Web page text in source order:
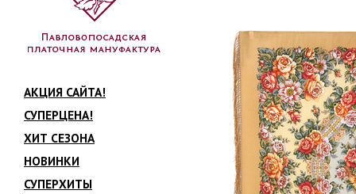
АКЦИЯ САЙТА!
СУПЕРЦЕНА!
ХИТ СЕЗОНА
НОВИНКИ
СУПЕРХИТЫ